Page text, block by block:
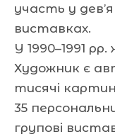
участь у
виставках.
У 1990–1991
Художник є
тисячі
35
групові